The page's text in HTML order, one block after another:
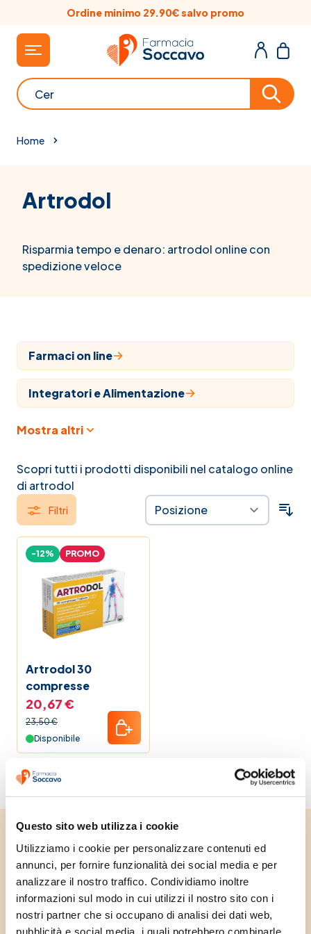
Questo sito web utilizza i cookie
Utilizziamo i cookie per personalizzare contenuti ed
annunci, per fornire funzionalità dei social media e per
analizzare il nostro traffico. Condividiamo inoltre
informazioni sul modo in cui utilizzi il nostro sito con i
nostri partner che si occupano di analisi dei dati web,
pubblicità e social media, i quali potrebbero combinarle
Salta al contenutoOrdine minimo 29.90€ salvo promo
Cerca
Home
Artrodol
Risparmia tempo e denaro: artrodol online con
spedizione veloce
Farmaci on line
Integratori e Alimentazione
Cosmesi
Articoli sanitari
Veterinaria
Farmaci
Veterinari
Naturopatia
Promozioni
Vitamina C
La nostra linea
Guide alla salute
Black Friday 2025 Farmacia Soccavo
Pet bestseller
Mostra altri
Scopri tutti i prodotti disponibili nel catalogo online
di artrodol
Filtri
Artrodol 30
compresse
-12% PROMO
20,67 €
23,50 €
Disponibile
Unisciti alla community e
ricevi subito uno
sconto di benvenuto